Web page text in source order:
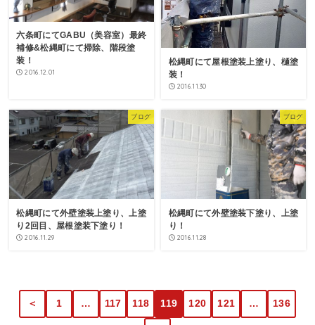
六条町にてGABU（美容室）最終
補修&松縄町にて掃除、階段塗
装！
2016.12.01
松縄町にて屋根塗装上塗り、樋塗
装！
2016.11.30
ブログ
松縄町にて外壁塗装上塗り、上塗
り2回目、屋根塗装下塗り！
2016.11.29
ブログ
松縄町にて外壁塗装下塗り、上塗
り！
2016.11.28
＜ 1 … 117 118 119 120 121 … 136